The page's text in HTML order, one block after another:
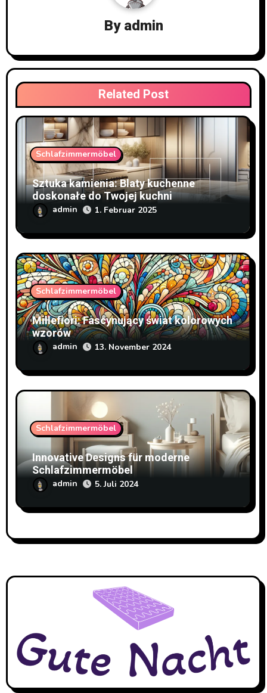
Byadmin
Related Post
Schlafzimmermöbel
Sztuka kamienia: Blaty kuchenne
doskonałe do Twojej kuchni
admin 1. Februar 2025
Schlafzimmermöbel
Millefiori: Fascynujący świat kolorowych
wzorów
admin 13. November 2024
Schlafzimmermöbel
Innovative Designs für moderne
Schlafzimmermöbel
admin 5. Juli 2024